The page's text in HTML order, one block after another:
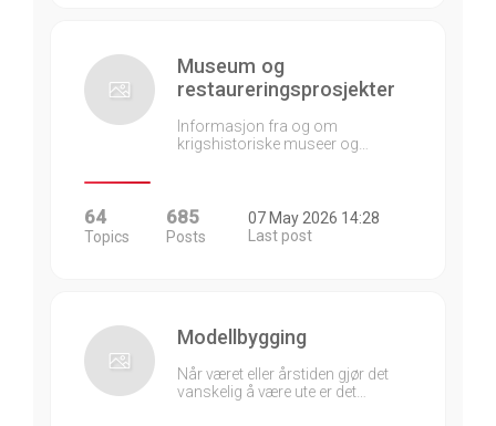
Museum og
restaureringsprosjekter
Informasjon fra og om
krigshistoriske museer og…
64
Topics
685
Posts
07 May 2026 14:28
Last post
Modellbygging
Når været eller årstiden gjør det
vanskelig å være ute er det…